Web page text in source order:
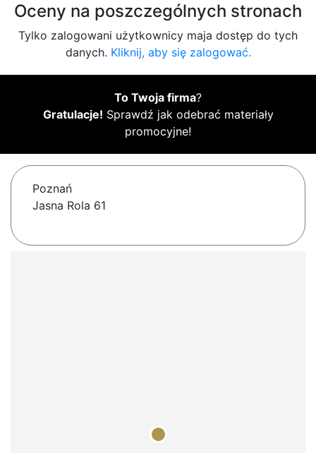
Oceny na poszczególnych stronach
Tylko zalogowani użytkownicy maja dostęp do tych
danych. Kliknij, aby się zalogować.
To Twoja firma?
Gratulacje! Sprawdź jak odebrać materiały
promocyjne!
Poznań
Jasna Rola 61